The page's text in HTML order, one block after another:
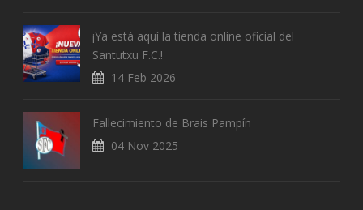
¡Ya está aquí la tienda online oficial del
Santutxu F.C.!
14 Feb 2026
Fallecimiento de Brais Pampín
04 Nov 2025